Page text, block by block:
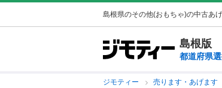
島根県のその他(おもちゃ)の中古あ
島根版
都道府県
ジモティー 売ります・あげます